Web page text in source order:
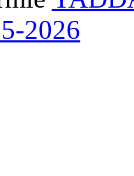
2026